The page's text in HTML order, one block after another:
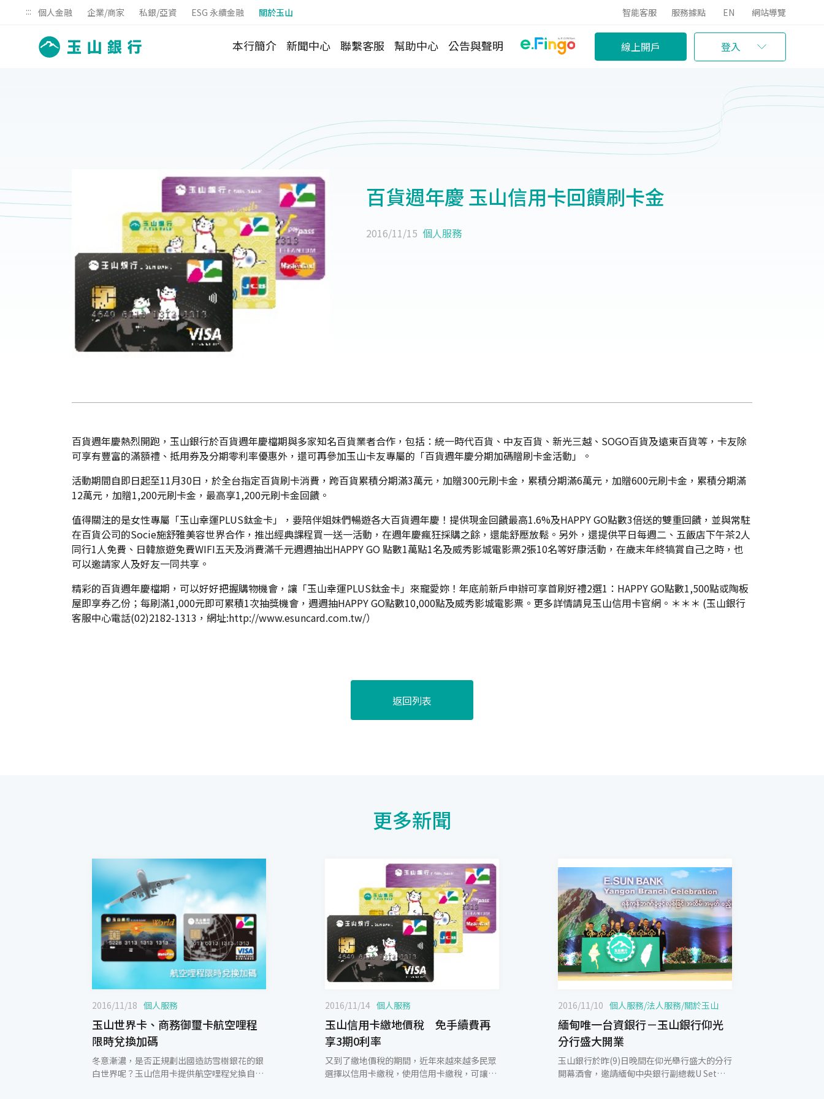
::: 個人金融 企業/商家 私銀/亞資 ESG 永續金融 關於玉山 智能客服 服務據點 EN 網站導覽
本行簡介 新聞中心 聯繫客服 幫助中心 公告與聲明 線上開戶 登入
百貨週年慶 玉山信用卡回饋刷卡金
2016/11/15 個人服務
百貨週年慶熱烈開跑，玉山銀行於百貨週年慶檔期與多家知名百貨業者合作，包括：統一時代百貨、中友百貨、新光三越、SOGO百貨及遠東百貨等，卡友除
可享有豐富的滿額禮、抵用券及分期零利率優惠外，還可再參加玉山卡友專屬的「百貨週年慶分期加碼贈刷卡金活動」。
活動期間自即日起至11月30日，於全台指定百貨刷卡消費，跨百貨累積分期滿3萬元，加贈300元刷卡金，累積分期滿6萬元，加贈600元刷卡金，累積分期滿
12萬元，加贈1,200元刷卡金，最高享1,200元刷卡金回饋。
值得關注的是女性專屬「玉山幸運PLUS鈦金卡」，要陪伴姐妹們暢遊各大百貨週年慶！提供現金回饋最高1.6%及HAPPY GO點數3倍送的雙重回饋，並與常駐
在百貨公司的Socie施舒雅美容世界合作，推出經典課程買一送一活動，在週年慶瘋狂採購之餘，還能舒壓放鬆。另外，還提供平日每週二、五飯店下午茶2人
同行1人免費、日韓旅遊免費WIFI五天及消費滿千元週週抽出HAPPY GO 點數1萬點1名及威秀影城電影票2張10名等好康活動，在歲末年終犒賞自己之時，也
可以邀請家人及好友一同共享。
精彩的百貨週年慶檔期，可以好好把握購物機會，讓「玉山幸運PLUS鈦金卡」來寵愛妳！年底前新戶申辦可享首刷好禮2選1：HAPPY GO點數1,500點或陶板
屋即享券乙份；每刷滿1,000元即可累積1次抽獎機會，週週抽HAPPY GO點數10,000點及威秀影城電影票。更多詳情請見玉山信用卡官網。＊＊＊ (玉山銀行
客服中心電話(02)2182-1313，網址:http://www.esuncard.com.tw/）
返回列表
更多新聞
2016/11/18 個人服務
玉山世界卡、商務御璽卡航空哩程
限時兌換加碼
冬意漸濃，是否正規劃出國造訪雪樹銀花的銀
白世界呢？玉山信用卡提供航空哩程兌換自由
2016/11/14 個人服務
玉山信用卡繳地價稅 免手續費再
享3期0利率
又到了繳地價稅的期間，近年來越來越多民眾
選擇以信用卡繳稅，使用信用卡繳稅，可讓資
2016/11/10 個人服務/法人服務/關於玉山
緬甸唯一台資銀行－玉山銀行仰光
分行盛大開業
玉山銀行於昨(9)日晚間在仰光舉行盛大的分行
開幕酒會，邀請緬甸中央銀行副總裁U Set